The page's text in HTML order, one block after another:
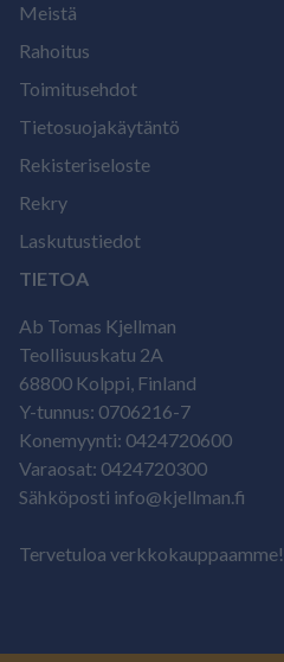
Meistä
Rahoitus
Toimitusehdot
Tietosuojakäytäntö
Rekisteriseloste
Rekry
Laskutustiedot
TIETOA
Ab Tomas Kjellman
Teollisuuskatu 2A
68800 Kolppi, Finland
Y-tunnus: 0706216-7
Konemyynti: 0424720600
Varaosat: 0424720300
Sähköposti info@kjellman.fi
Tervetuloa verkkokauppaamme!